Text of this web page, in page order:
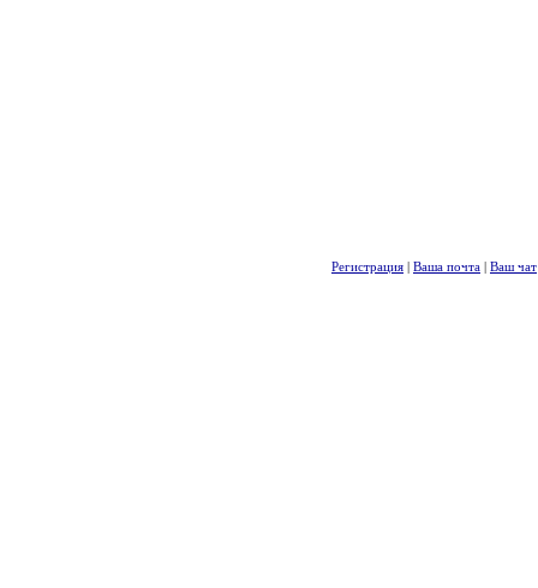
Регистрация | Ваша почта | Ваш чат